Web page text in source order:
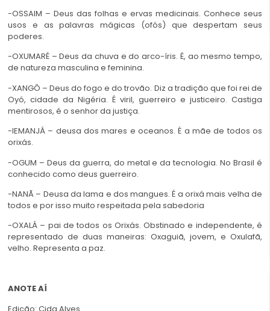
-OSSAIM – Deus das folhas e ervas medicinais. Conhece seus
usos e as palavras mágicas (ofós) que despertam seus
poderes.
-OXUMARÉ – Deus da chuva e do arco-íris. É, ao mesmo tempo,
de natureza masculina e feminina.
-XANGÔ – Deus do fogo e do trovão. Diz a tradição que foi rei de
Oyó, cidade da Nigéria. É viril, guerreiro e justiceiro. Castiga
mentirosos, é o senhor da justiça.
-IEMANJÁ – deusa dos mares e oceanos. É a mãe de todos os
orixás.
-OGUM – Deus da guerra, do metal e da tecnologia. No Brasil é
conhecido como deus guerreiro.
-NANÃ – Deusa da lama e dos mangues. É a orixá mais velha de
todos e por isso muito respeitada pela sabedoria
-OXALÁ – pai de todos os Orixás. Obstinado e independente, é
representado de duas maneiras: Oxaguiã, jovem, e Oxulafã,
velho. Representa a paz.
ANOTE AÍ
Edição: Cida Alves